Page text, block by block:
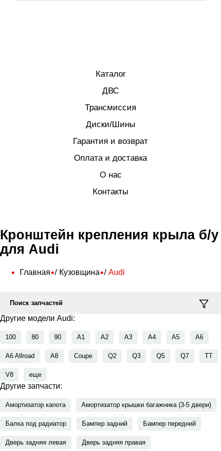
Каталог
ДВС
Трансмиссия
Диски/Шины
Гарантия и возврат
Оплата и доставка
О нас
Контакты
Кронштейн крепления крыла б/у
для Audi
Главная Кузовщина Audi
Поиск запчастей
Другие модели Audi:
100 80 90 A1 A2 A3 A4 A5 A6
A6 Allroad A8 Coupe Q2 Q3 Q5 Q7 TT
V8 еще
Другие запчасти:
Амортизатор капота Амортизатор крышки багажника (3-5 двери)
Балка под радиатор Бампер задний Бампер передний
Дверь задняя левая Дверь задняя правая